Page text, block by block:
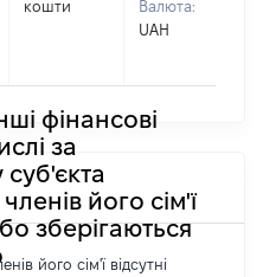
кошти
Валюта:
UAH
фінансові
за
його сім'ї
зберігаються
його сім'ї відсутні